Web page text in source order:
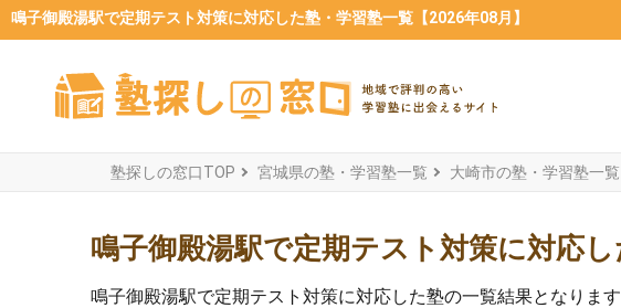
鳴子御殿湯駅で定期テスト対策に対応した塾・学習塾一覧【2026年08月】
塾探しの窓口TOP 宮城県の塾・学習塾一覧 大崎市の塾・学習塾一覧
鳴子御殿湯駅で定期テスト対策に対応
鳴子御殿湯駅で定期テスト対策に対応した塾の一覧結果となりま